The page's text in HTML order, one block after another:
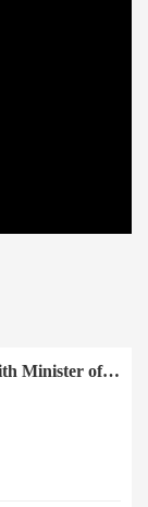
Minister of…